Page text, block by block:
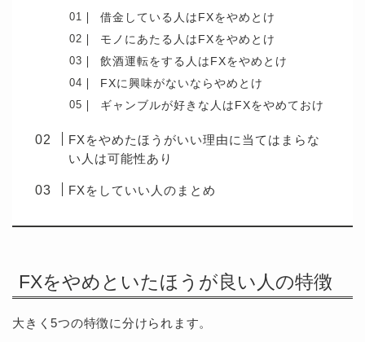
借金している人はFXをやめとけ
モノにあたる人はFXをやめとけ
飲酒運転をする人はFXをやめとけ
FXに興味がないならやめとけ
ギャンブルが好きな人はFXをやめておけ
FXをやめたほうがいい理由に当てはまらな
い人は可能性あり
FXをしていい人のまとめ
FXをやめといたほうが良い人の特徴
大きく5つの特徴に分けられます。